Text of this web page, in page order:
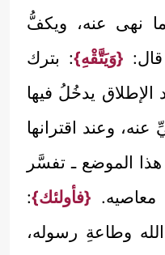
نهى عنه، ويكفُّ
{وَيَتَّقْهِ}: بترك
الإطلاق يدخُلُ فيها
وعند اقترانها
هذا الموضع ـ تفسَّر
{فأولئك}:
وطاعةِ رسوله،